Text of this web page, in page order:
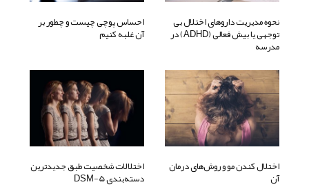
نحوه مدیریت داروهای اختلال بی
توجهی یا بیش فعالی (ADHD) در
مدرسه
احساس پوچی چیست و چطور بر
آن غلبه کنیم
اختلال کندن مو و روش‌های درمان
آن
اختلالات شخصیت طبق جدیدترین
دسته‌بندی DSM-5